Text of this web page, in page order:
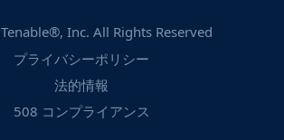
Tenable®, Inc. All Rights Reserved
プライバシーポリシー
法的情報
508 コンプライアンス